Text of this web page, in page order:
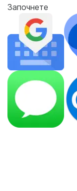
Започнете